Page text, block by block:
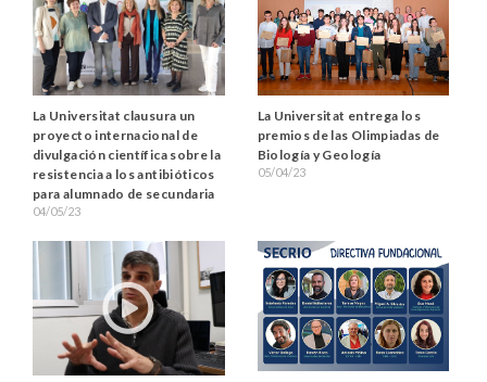
La Universitat clausura un
proyecto internacional de
divulgación científica sobre la
resistencia a los antibióticos
para alumnado de secundaria
04/05/23
La Universitat entrega los
premios de las Olimpiadas de
Biología y Geología
05/04/23